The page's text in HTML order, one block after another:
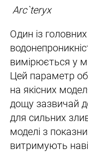
Arc`teryx
Один із
вимірюється у
Цей параметр
на якісних
дощу зазвичай
для сильних
моделі з
витримують